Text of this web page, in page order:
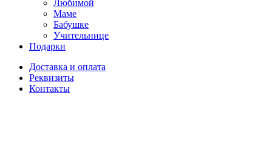
Любимой
Маме
Бабушке
Учительнице
Подарки
Доставка и оплата
Реквизиты
Контакты